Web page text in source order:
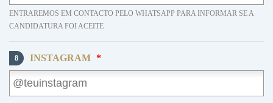
ENTRAREMOS EM CONTACTO PELO WHATSAPP PARA INFORMAR SE A
CANDIDATURA FOI ACEITE
8 INSTAGRAM *